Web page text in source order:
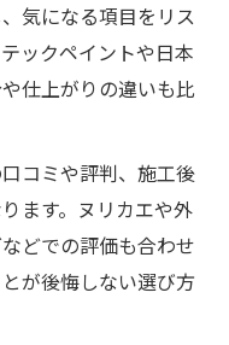
気になる項目をリス
ックペイントや日本
仕上がりの違いも比
コミや評判、施工後
ます。ヌリカエや外
どでの評価も合わせ
が後悔しない選び方